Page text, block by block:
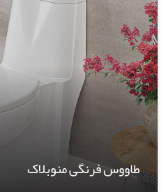
طاووس فرنگی منوبلاک